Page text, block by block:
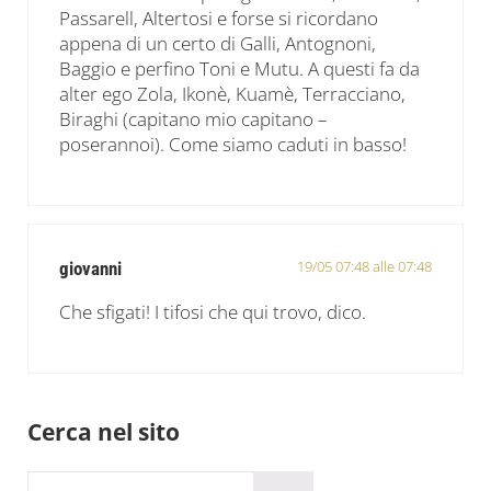
Passarell, Altertosi e forse si ricordano
appena di un certo di Galli, Antognoni,
Baggio e perfino Toni e Mutu. A questi fa da
alter ego Zola, Ikonè, Kuamè, Terracciano,
Biraghi (capitano mio capitano –
poserannoi). Come siamo caduti in basso!
giovanni 19/05 07:48 alle 07:48
Che sfigati! I tifosi che qui trovo, dico.
Sidebar
Cerca nel sito